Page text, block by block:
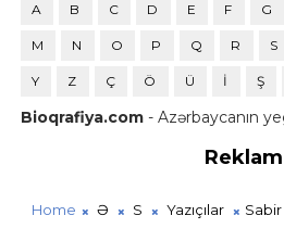
A B C D E F G
M N O P Q R S
Y Z Ç Ö Ü İ Ş
Bioqrafiya.com- Azərbaycanın
Reklam
Home Ə S Yazıçılar